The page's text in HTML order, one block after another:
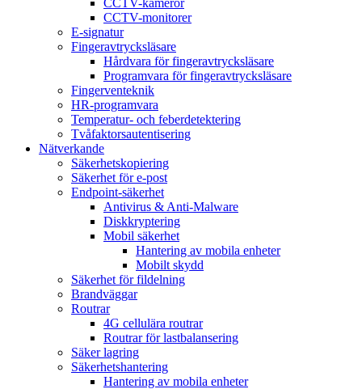
CCTV-kameror
CCTV-monitorer
E-signatur
Fingeravtrycksläsare
Hårdvara för fingeravtrycksläsare
Programvara för fingeravtrycksläsare
Fingerventeknik
HR-programvara
Temperatur- och feberdetektering
Tvåfaktorsautentisering
Nätverkande
Säkerhetskopiering
Säkerhet för e-post
Endpoint-säkerhet
Antivirus & Anti-Malware
Diskkryptering
Mobil säkerhet
Hantering av mobila enheter
Mobilt skydd
Säkerhet för fildelning
Brandväggar
Routrar
4G cellulära routrar
Routrar för lastbalansering
Säker lagring
Säkerhetshantering
Hantering av mobila enheter